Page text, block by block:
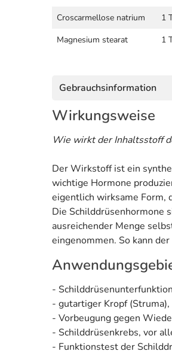
Croscarmellose natrium
1
Magnesium stearat
1
Gebrauchsinformation
Wirkungsweise
Wie wirkt der Inhaltsstoff
Der Wirkstoff ist ein
wichtige Hormone
eigentlich wirksame Form,
Die Schilddrüsenhormone
ausreichender Menge
eingenommen. So kann
-
- gutartiger Kropf
- Vorbeugung gegen
- Schilddrüsenkrebs, vor
- Funktionstest der